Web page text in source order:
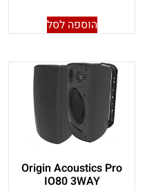
הוספה לסל
Origin Acoustics Pro
IO80 3WAY